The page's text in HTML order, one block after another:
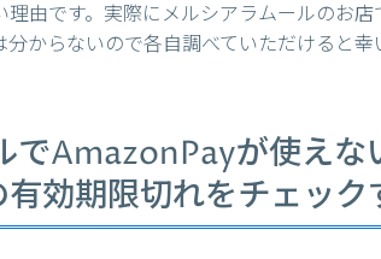
理由です。実際にメルシアラムールのお
からないので各自調べていただけると幸
でAmazonPayが使えな
効期限切れをチェック